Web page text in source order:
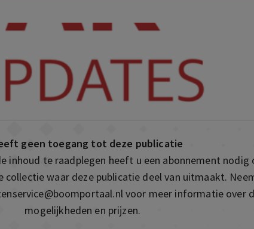
geen toegang tot deze publicatie
inhoud te raadplegen heeft u een abonnement nodig
collectie waar deze publicatie deel van uitmaakt.
voor meer informatie over
mogelijkheden en prijzen.